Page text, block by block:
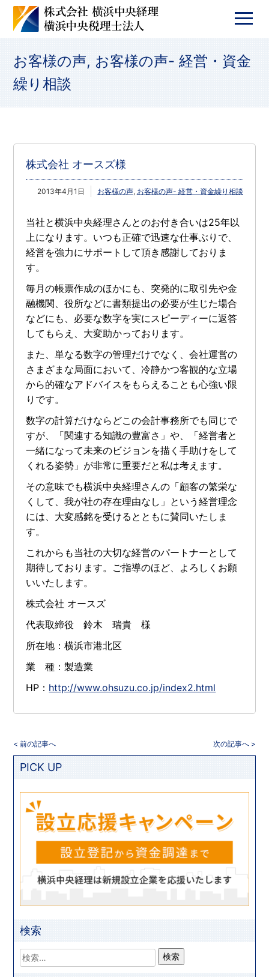
お客様の声, お客様の声- 経営・資金
繰り相談
株式会社 オースズ様
2013年4月1日 お客様の声, お客様の声- 経営・資金繰り相談
当社と横浜中央経理さんとのお付き合いは25年以
上になります。いつも正確で迅速な仕事ぶりで、
経営を強力にサポートして頂き感謝しておりま
す。
毎月の帳票作成のほかにも、突発的に取引先や金
融機関、役所などに書類提出の必要が生じた場合
などにも、必要な数字を実にスピーディーに返答
してもらえ、大変助かっております。
また、単なる数字の管理だけでなく、会社運営の
さまざまな局面において、冷静かつ客観的な立場
から的確なアドバイスをもらえることも心強い限
りです。
数字の計算だけならどこの会計事務所でも同じで
すが、「関連する知識の豊富さ」や、「経営者と
一緒になって未来のビジョンを描く手助けをして
くれる姿勢」が非常に重要だと私は考えます。
その意味でも横浜中央経理さんの「顧客の繁栄な
くして、我が社の存在理由なし」という経営理念
には、大変感銘を受けるとともに賛同いたしま
す。
これからも当社の大切な経営のパートナーとして
期待しております。ご指導のほど、よろしくお願
いいたします。
株式会社 オースズ
代表取締役 鈴木 瑞貴 様
所在地：横浜市港北区
業 種：製造業
HP： http://www.ohsuzu.co.jp/index2.html
< 前の記事へ 次の記事へ >
PICK UP
検索